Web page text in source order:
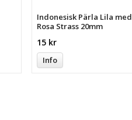
Indonesisk Pärla Lila med
Rosa Strass 20mm
15 kr
Info